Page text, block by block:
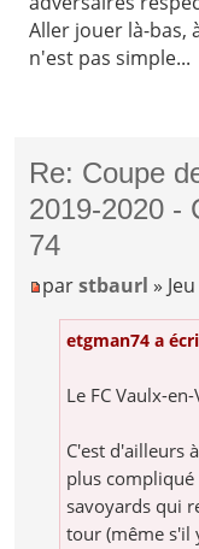
Aller jouer là-bas,
n'est pas simple...
Re: Coupe
2019-2020 -
74
parstbaurl »
etgman74 a
Le FC Vaulx-
C'est d'ailleurs
plus
savoyards qui
tour (même s'il